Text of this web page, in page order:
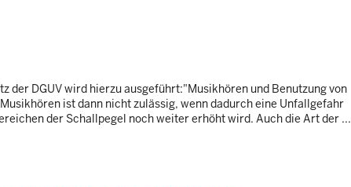
der DGUV wird hierzu ausgeführt:"Musikhören und Benutzung von
ist dann nicht zulässig, wenn dadurch eine Unfallgefahr
der Schallpegel noch weiter erhöht wird. Auch die Art der ...